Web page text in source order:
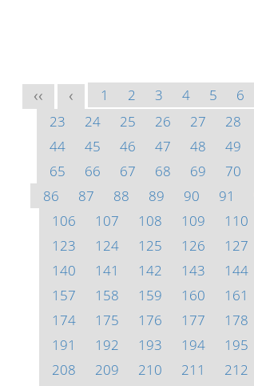
<< < 1 2 3 4 5 6
23
24 25 26 27 28
44
45 46 47 48 49
65
66 67 68 69 70
86
87 88 89 90 91
106
107 108 109 110
123
124 125 126 127
140
141 142 143 144
157
158 159 160 161
174
175 176 177 178
191
192 193 194 195
208
209 210 211 212